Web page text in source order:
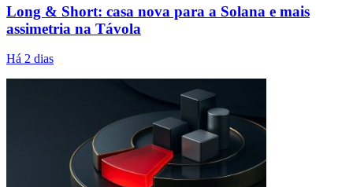
Long & Short: casa nova para a Solana e mais
assimetria na Távola
Há 2 dias